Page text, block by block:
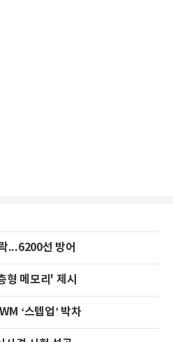
...6200선 방어
형 메모리' 제시
‘스텝업’ 박차